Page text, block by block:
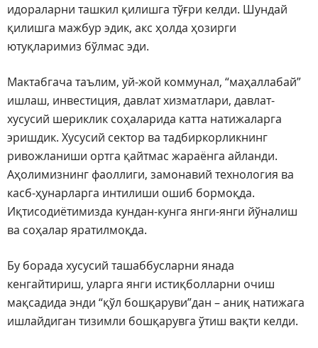
идораларни ташкил қилишга тўғри келди. Шундай
қилишга мажбур эдик, акс ҳолда ҳозирги
ютуқларимиз бўлмас эди.
Мактабгача таълим, уй-жой коммунал, “маҳаллабай”
ишлаш, инвестиция, давлат хизматлари, давлат-
хусусий шериклик соҳаларида катта натижаларга
эришдик. Хусусий сектор ва тадбиркорликнинг
ривожланиши ортга қайтмас жараёнга айланди.
Аҳолимизнинг фаоллиги, замонавий технология ва
касб-ҳунарларга интилиши ошиб бормоқда.
Иқтисодиётимизда кундан-кунга янги-янги йўналиш
ва соҳалар яратилмоқда.
Бу борада хусусий ташаббусларни янада
кенгайтириш, уларга янги истиқболларни очиш
мақсадида энди “қўл бошқаруви”дан – аниқ натижага
ишлайдиган тизимли бошқарувга ўтиш вақти келди.